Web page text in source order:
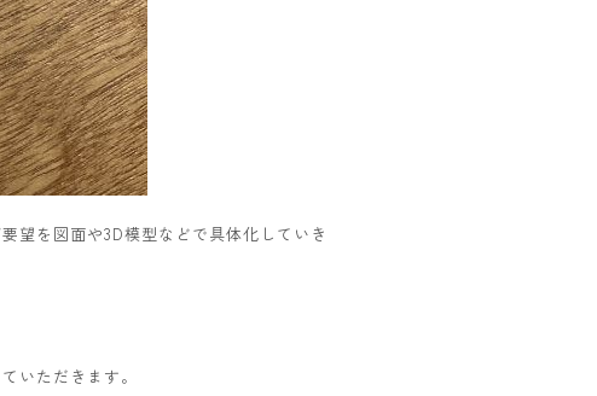
望を図面や3D模型などで具体化していき
いただきます。